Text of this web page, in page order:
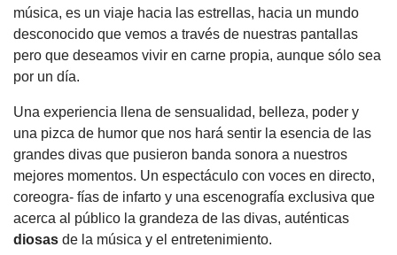
música, es un viaje hacia las estrellas, hacia un mundo
desconocido que vemos a través de nuestras pantallas
pero que deseamos vivir en carne propia, aunque sólo sea
por un día.
Una experiencia llena de sensualidad, belleza, poder y
una pizca de humor que nos hará sentir la esencia de las
grandes divas que pusieron banda sonora a nuestros
mejores momentos. Un espectáculo con voces en directo,
coreogra- fías de infarto y una escenografía exclusiva que
acerca al público la grandeza de las divas, auténticas
diosas de la música y el entretenimiento.